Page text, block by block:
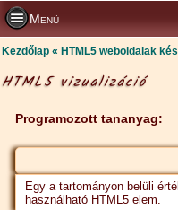
Menü
Kezdőlap HTML5 weboldalak
HTML5 vizualizáció
Programozott tananyag:
Egy a tartományon belüli
használható HTML5 elem.